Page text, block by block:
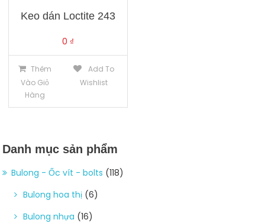
Keo dán Loctite 243
0 ₫
Thêm
Vào Giỏ
Hàng
Add To
Wishlist
Danh mục sản phẩm
Bulong - Ốc vít - bolts (118)
Bulong hoa thị (6)
Bulong nhựa (16)